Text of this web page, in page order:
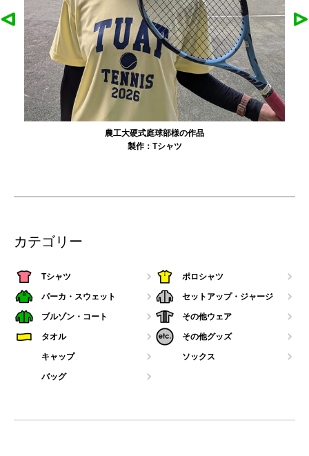
農工大硬式庭球部様の作品
カテゴリー
Tシャツ ポロシャツ
パーカ・スウェット セットアップ・ジャージ
ブルゾン・コート その他ウェア
タオル その他グッズ
キャップ ソックス
バッグ